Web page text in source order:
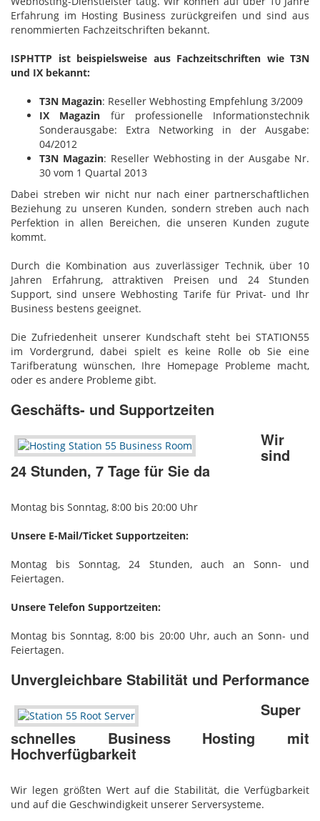
Erfahrung im Hosting Business zurückgreifen und sind aus
renommierten Fachzeitschriften bekannt.
ISPHTTP ist beispielsweise aus Fachzeitschriften wie T3N
und IX bekannt:
T3N Magazin: Reseller Webhosting Empfehlung 3/2009
IX Magazin für professionelle Informationstechnik
Sonderausgabe: Extra Networking in der Ausgabe:
04/2012
T3N Magazin: Reseller Webhosting in der Ausgabe Nr.
30 vom 1 Quartal 2013
Dabei streben wir nicht nur nach einer partnerschaftlichen
Beziehung zu unseren Kunden, sondern streben auch nach
Perfektion in allen Bereichen, die unseren Kunden zugute
kommt.
Durch die Kombination aus zuverlässiger Technik, über 10
Jahren Erfahrung, attraktiven Preisen und 24 Stunden
Support, sind unsere Webhosting Tarife für Privat- und Ihr
Business bestens geeignet.
Die Zufriedenheit unserer Kundschaft steht bei STATION55
im Vordergrund, dabei spielt es keine Rolle ob Sie eine
Tarifberatung wünschen, Ihre Homepage Probleme macht,
oder es andere Probleme gibt.
Geschäfts- und Supportzeiten
Wir
sind
24 Stunden, 7 Tage für Sie da
Montag bis Sonntag, 8:00 bis 20:00 Uhr
Unsere E-Mail/Ticket Supportzeiten:
Montag bis Sonntag, 24 Stunden, auch an Sonn- und
Feiertagen.
Unsere Telefon Supportzeiten:
Montag bis Sonntag, 8:00 bis 20:00 Uhr, auch an Sonn- und
Feiertagen.
Unvergleichbare Stabilität und Performance
Super
schnelles Business Hosting mit
Hochverfügbarkeit
Wir legen größten Wert auf die Stabilität, die Verfügbarkeit
und auf die Geschwindigkeit unserer Serversysteme.